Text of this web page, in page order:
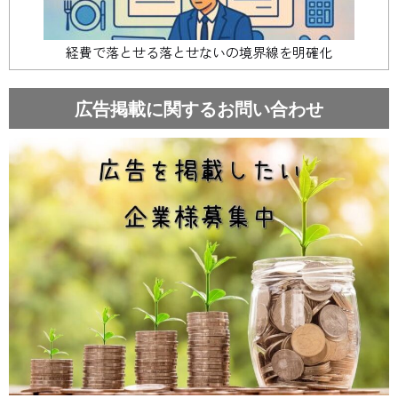
経費で落とせる落とせないの境界線を明確化
広告掲載に関するお問い合わせ